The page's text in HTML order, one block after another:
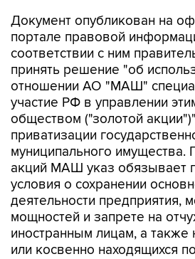
Документ опубликован на
портале правовой
соответствии с ним
принять решение "об
отношении АО "МАШ"
участие РФ в управлении
обществом ("золотой
приватизации
муниципального имущества.
акций МАШ указ обязывает
условия о сохранении
деятельности предприятия,
мощностей и запрете на
иностранным лицам, а
или косвенно находящихся